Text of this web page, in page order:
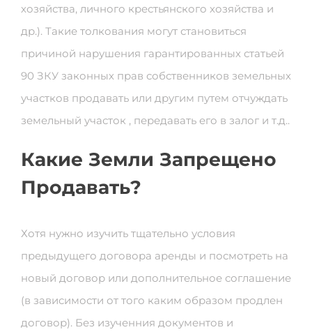
хозяйства, личного крестьянского хозяйства и
др.). Такие толкования могут становиться
причиной нарушения гарантированных статьей
90 ЗКУ законных прав собственников земельных
участков продавать или другим путем отчуждать
земельный участок , передавать его в залог и т.д..
Какие Земли Запрещено
Продавать?
Хотя нужно изучить тщательно условия
предыдущего договора аренды и посмотреть на
новый договор или дополнительное соглашение
(в зависимости от того каким образом продлен
договор). Без изученния документов и